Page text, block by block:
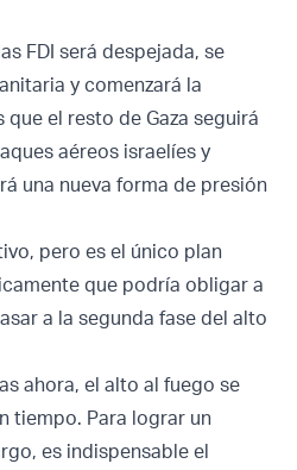
FDI será despejada, se
y comenzará la
el resto de Gaza seguirá
aéreos israelíes y
una nueva forma de presión
pero es el único plan
que podría obligar a
a la segunda fase del alto
ahora, el alto al fuego se
tiempo. Para lograr un
es indispensable el